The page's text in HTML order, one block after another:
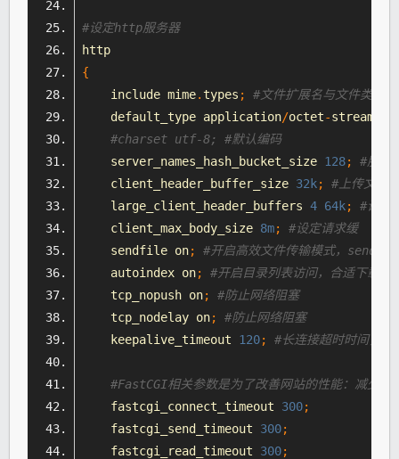
#设定http服务器
http
{
    include mime
.types ;
#文件扩展名与文件类型
    default_type application
/octet-stream
#charset utf-8; #默认编码
    server_names_hash_bucket_size
128; #服务
    client_header_buffer_size
32k;
#上传文件
    large_client_header_buffers
4 64k;
#设定
    client_max_body_size
8m;
#设定请求缓
    sendfile on
;
#开启高效文件传输模式，
    autoindex on
;
#开启目录列表访问，合适下载服
    tcp_nopush on
;
#防止网络阻塞
    tcp_
nodelay on;
#防止网络阻塞
    keepalive_timeout
120; #长连接超时时间，单
#FastCGI相关参数是为了改善网站的性能：减少
    fastcgi_connect_timeout
300;
    fastcgi_send_timeout
300;
    fastcgi_read_timeout
300;